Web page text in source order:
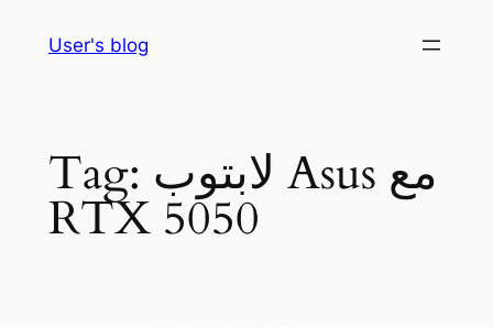
User's blog
Tag: لابتوب Asus مع
RTX 5050